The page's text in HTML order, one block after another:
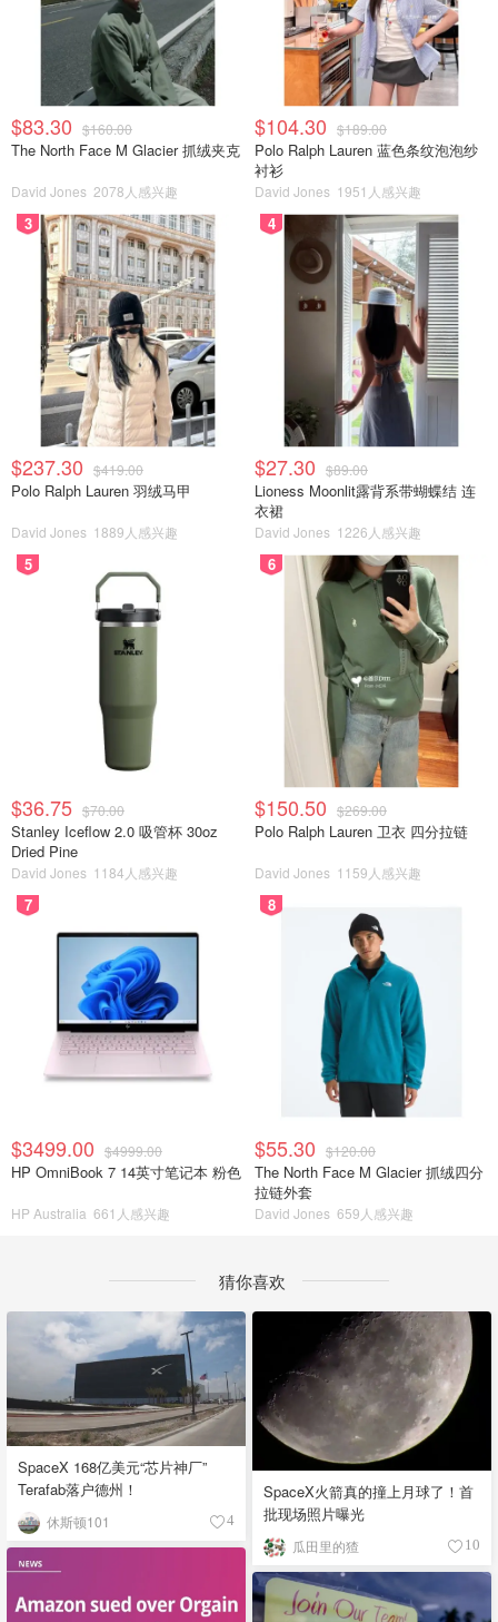
$83.30 $160.00
The North Face M Glacier 抓绒夹克
David Jones 2078人感兴趣
$104.30 $189.00
Polo Ralph Lauren 蓝色条纹泡泡纱
衬衫
David Jones 1951人感兴趣
3
$237.30 $419.00
Polo Ralph Lauren 羽绒马甲
David Jones 1889人感兴趣
4
$27.30 $89.00
Lioness Moonlit露背系带蝴蝶结 连
衣裙
David Jones 1226人感兴趣
5
$36.75 $70.00
Stanley Iceflow 2.0 吸管杯 30oz
Dried Pine
David Jones 1184人感兴趣
6
$150.50 $269.00
Polo Ralph Lauren 卫衣 四分拉链
David Jones 1159人感兴趣
7
$3499.00 $4999.00
HP OmniBook 7 14英寸笔记本 粉色
HP Australia 661人感兴趣
8
$55.30 $120.00
The North Face M Glacier 抓绒四分
拉链外套
David Jones 659人感兴趣
猜你喜欢
SpaceX 168亿美元“芯片神厂”
Terafab落户德州！
休斯顿101 4
SpaceX火箭真的撞上月球了！首
批现场照片曝光
瓜田里的猹 10